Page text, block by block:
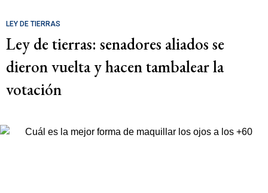
LEY DE TIERRAS
Ley de tierras: senadores aliados se
dieron vuelta y hacen tambalear la
votación